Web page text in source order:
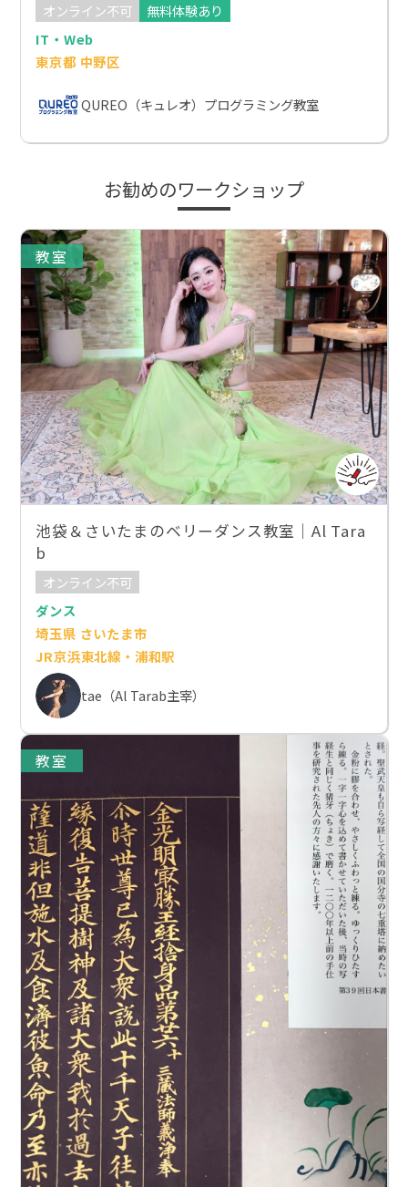
オンライン不可
無料体験あり
IT・Web
東京都 中野区
QUREO（キュレオ）プログラミング教室
お勧めのワークショップ
教室
池袋＆さいたまのベリーダンス教室｜Al Tara
b
オンライン不可
ダンス
埼玉県 さいたま市
JR京浜東北線・浦和駅
tae（Al Tarab主宰）
教室